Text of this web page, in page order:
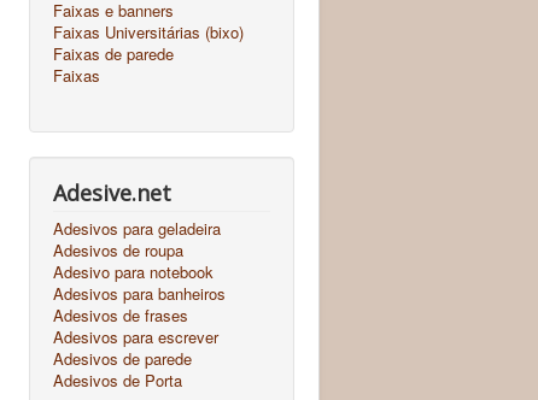
Faixas e banners
Faixas Universitárias (bixo)
Faixas de parede
Faixas
Adesive.net
Adesivos para geladeira
Adesivos de roupa
Adesivo para notebook
Adesivos para banheiros
Adesivos de frases
Adesivos para escrever
Adesivos de parede
Adesivos de Porta